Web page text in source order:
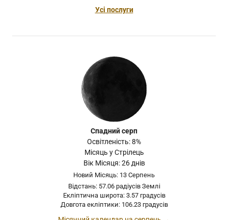
Усі послуги
Спадний серп
Освітленість: 8%
Місяць у Стрілець
Вік Місяця: 26 днів
Новий Місяць: 13 Серпень
Відстань: 57.06 радіусів Землі
Екліптична широта: 3.57 градусів
Довгота екліптики: 106.23 градусів